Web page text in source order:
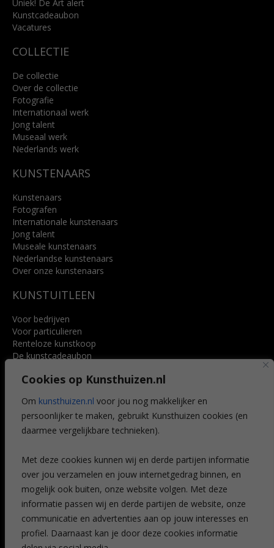
Cookies op Kunsthuizen.nl
Om kunsthuizen.nl voor jou nog makkelijker en
persoonlijker te maken, gebruikt Kunsthuizen cookies (en
daarmee vergelijkbare technieken).
Met deze cookies kunnen wij en derde partijen informatie
over jou verzamelen en jouw internetgedrag binnen, en
mogelijk ook buiten, onze website volgen. Met deze
informatie passen wij en derde partijen de website, onze
communicatie en advertenties aan op jouw interesses en
profiel. Daarnaast kan je door deze cookies informatie
Lees meer
Uniek! De Art alert
Kunstcadeaubon
Vacatures
COLLECTIE
De collectie
Over de collectie
Fotografie
Internationaal werk
Jong talent
Museaal werk
Nederlands werk
KUNSTENAARS
Kunstenaars
Fotografen
Internationale kunstenaars
Jong talent
Museale kunstenaars
Nederlandse kunstenaars
Over onze kunstenaars
KUNSTUITLEEN
Voor bedrijven
Voor particulieren
Renteloze kunstkoop
De kunstcadeaubon
Voordelen
Veelgestelde vragen
CONTACT
Leiden
Amsterdam
Breda
Favorieten
Mijn art alert